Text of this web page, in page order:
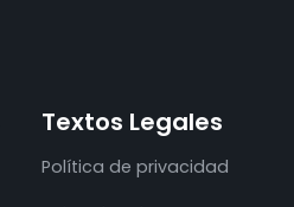
Textos Legales
Política de privacidad